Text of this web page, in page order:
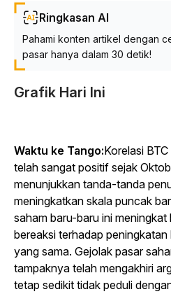
Ringkasan AI
Pahami konten artikel dengan
pasar hanya dalam 30 detik!
Grafik Hari Ini
Waktu ke Tango:Korelasi
telah sangat positif sejak
menunjukkan tanda-tanda
meningkatkan skala puncak
saham baru-baru ini
bereaksi terhadap
yang sama. Gejolak pasar
tampaknya telah mengakhiri
tetap sedikit tidak peduli